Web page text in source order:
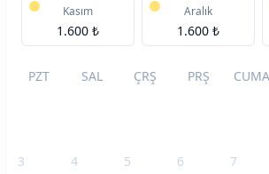
Kasım
1.600 ₺
Aralık
1.600 ₺
PZT SAL ÇRŞ PRŞ CUMA
3 4 5 6 7